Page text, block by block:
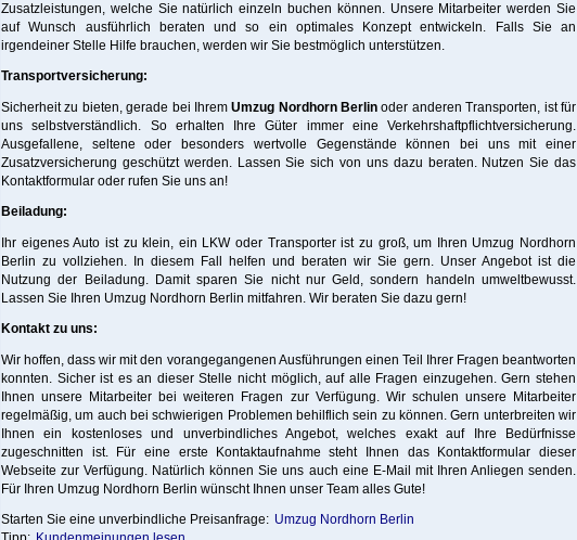
Zusatzleistungen, welche Sie natürlich einzeln buchen können. Unsere Mitarbeiter werden Sie
auf Wunsch ausführlich beraten und so ein optimales Konzept entwickeln. Falls Sie an
irgendeiner Stelle Hilfe brauchen, werden wir Sie bestmöglich unterstützen.
Transportversicherung:
Sicherheit zu bieten, gerade bei IhremUmzug Nordhorn Berlin oder anderen Transporten, ist für
uns selbstverständlich. So erhalten Ihre Güter immer eine Verkehrshaftpflichtversicherung.
Ausgefallene, seltene oder besonders wertvolle Gegenstände können bei uns mit einer
Zusatzversicherung geschützt werden. Lassen Sie sich von uns dazu beraten. Nutzen Sie das
Kontaktformular oder rufen Sie uns an!
Beiladung:
Ihr eigenes Auto ist zu klein, ein LKW oder Transporter ist zu groß, um Ihren Umzug Nordhorn
Berlin zu vollziehen. In diesem Fall helfen und beraten wir Sie gern. Unser Angebot ist die
Nutzung der Beiladung. Damit sparen Sie nicht nur Geld, sondern handeln umweltbewusst.
Lassen Sie Ihren Umzug Nordhorn Berlin mitfahren. Wir beraten Sie dazu gern!
Kontakt zu uns:
Wir hoffen, dass wir mit den vorangegangenen Ausführungen einen Teil Ihrer Fragen beantworten
konnten. Sicher ist es an dieser Stelle nicht möglich, auf alle Fragen einzugehen. Gern stehen
Ihnen unsere Mitarbeiter bei weiteren Fragen zur Verfügung. Wir schulen unsere Mitarbeiter
regelmäßig, um auch bei schwierigen Problemen behilflich sein zu können. Gern unterbreiten wir
Ihnen ein kostenloses und unverbindliches Angebot, welches exakt auf Ihre Bedürfnisse
zugeschnitten ist. Für eine erste Kontaktaufnahme steht Ihnen das Kontaktformular dieser
Webseite zur Verfügung. Natürlich können Sie uns auch eine E-Mail mit Ihren Anliegen senden.
Für Ihren Umzug Nordhorn Berlin wünscht Ihnen unser Team alles Gute!
Starten Sie eine unverbindliche Preisanfrage: Umzug Nordhorn Berlin